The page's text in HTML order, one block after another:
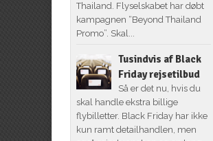
Thailand. Flyselskabet har døbt
kampagnen “Beyond Thailand
Promo”. Skal...
Tusindvis af Black
Friday rejsetilbud
Så er det nu, hvis du
skal handle ekstra billige
flybilletter. Black Friday har ikke
kun ramt detailhandlen, men